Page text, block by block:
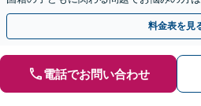
ながる子どもの教育問題などにも取り組
料金表を見
電話でお問い合わせ